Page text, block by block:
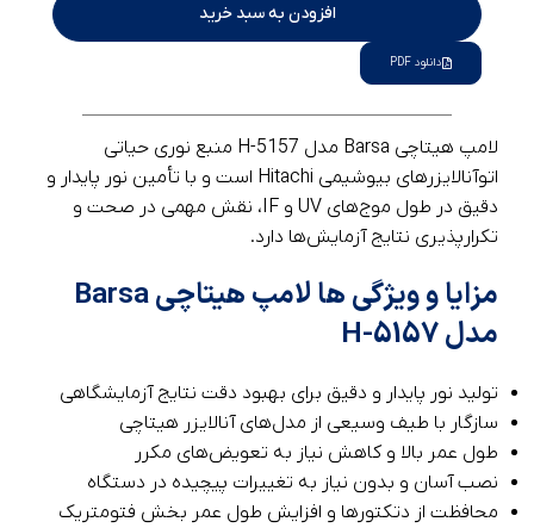
افزودن به سبد خرید
دانلود PDF
لامپ هیتاچی Barsa مدل H-5157 منبع نوری حیاتی
اتوآنالایزرهای بیوشیمی Hitachi است و با تأمین نور پایدار و
دقیق در طول موج‌های UV و IF، نقش مهمی در صحت و
تکرارپذیری نتایج آزمایش‌ها دارد.
مزایا و ویژگی‌ ها لامپ هیتاچی Barsa
مدل H-5157
تولید نور پایدار و دقیق برای بهبود دقت نتایج آزمایشگاهی
سازگار با طیف وسیعی از مدل‌های آنالایزر هیتاچی
طول عمر بالا و کاهش نیاز به تعویض‌های مکرر
نصب آسان و بدون نیاز به تغییرات پیچیده در دستگاه
محافظت از دتکتورها و افزایش طول عمر بخش فتومتریک